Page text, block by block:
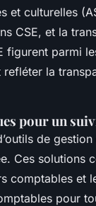
et culturelles
CSE, et la
figurent parmi
la
pour un
de
Ces solutions
comptables et
pour